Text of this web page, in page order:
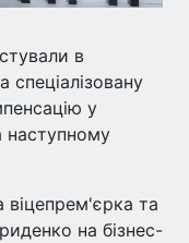
в
спеціалізовану
у
наступному
та
на бізнес-